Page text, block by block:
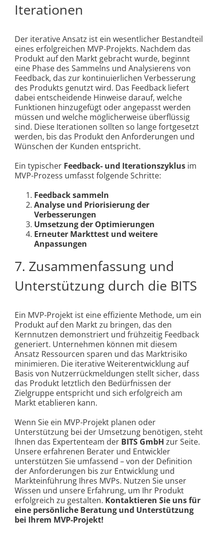
Iterationen
Der iterative Ansatz ist ein wesentlicher Bestandteil
eines erfolgreichen MVP-Projekts. Nachdem das
Produkt auf den Markt gebracht wurde, beginnt
eine Phase des Sammelns und Analysierens von
Feedback, das zur kontinuierlichen Verbesserung
des Produkts genutzt wird. Das Feedback liefert
dabei entscheidende Hinweise darauf, welche
Funktionen hinzugefügt oder angepasst werden
müssen und welche möglicherweise überflüssig
sind. Diese Iterationen sollten so lange fortgesetzt
werden, bis das Produkt den Anforderungen und
Wünschen der Kunden entspricht.
Ein typischer Feedback- und Iterationszyklusim
MVP-Prozess umfasst folgende Schritte:
Feedback sammeln
Analyse und Priorisierung der
Verbesserungen
Umsetzung der Optimierungen
Erneuter Markttest und weitere
Anpassungen
7. Zusammenfassung und
Unterstützung durch die BITS
Ein MVP-Projekt ist eine effiziente Methode, um ein
Produkt auf den Markt zu bringen, das den
Kernnutzen demonstriert und frühzeitig Feedback
generiert. Unternehmen können mit diesem
Ansatz Ressourcen sparen und das Marktrisiko
minimieren. Die iterative Weiterentwicklung auf
Basis von Nutzerrückmeldungen stellt sicher, dass
das Produkt letztlich den Bedürfnissen der
Zielgruppe entspricht und sich erfolgreich am
Markt etablieren kann.
Wenn Sie ein MVP-Projekt planen oder
Unterstützung bei der Umsetzung benötigen, steht
Ihnen das Expertenteam der BITS GmbH zur Seite.
Unsere erfahrenen Berater und Entwickler
unterstützen Sie umfassend – von der Definition
der Anforderungen bis zur Entwicklung und
Markteinführung Ihres MVPs. Nutzen Sie unser
Wissen und unsere Erfahrung, um Ihr Produkt
erfolgreich zu gestalten. Kontaktieren Sie uns für
eine persönliche Beratung und Unterstützung
bei Ihrem MVP-Projekt!